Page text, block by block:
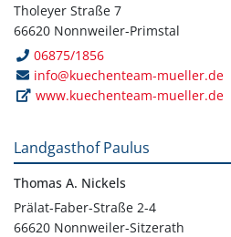
Tholeyer Straße 7
66620 Nonnweiler-Primstal
06875/1856
info@kuechenteam-mueller.de
www.kuechenteam-mueller.de
Landgasthof Paulus
Thomas A. Nickels
Prälat-Faber-Straße 2-4
66620 Nonnweiler-Sitzerath